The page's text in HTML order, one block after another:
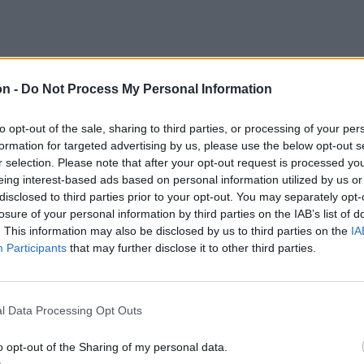
- Do Not Process My Personal Information
opt-out of the sale, sharing to third parties, or processing of your
for targeted advertising by us, please use the below opt-out
selection. Please note that after your opt-out request is processed
interest-based ads based on personal information utilized by us
to third parties prior to your opt-out. You may separately
of your personal information by third parties on the IAB’s list of
This information may also be disclosed by us to third parties on the
Participants that may further disclose it to other third parties.
Data Processing Opt Outs
opt-out of the Sharing of my personal data.
forró vízzel leforrázzuk, és csíkokra
a káposztát belerakjuk, ízesítjük a
fokhagymával, majd puhára főzzük.
a tejszínt hozzáöntjük, és
és apróra vágott metélőhagymával